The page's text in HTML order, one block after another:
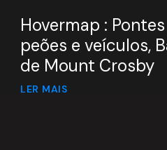
Hovermap :
peões e veículos,
de Mount Crosby
LER MAIS